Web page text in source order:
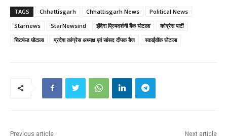
TAGS Chhattisgarh Chhattisgarh News
Political News
Starnews
StarNewsind इंदिरा प्रियदर्शनी बैंक घोटाला
कांग्रेस पार्टी
चिटफंड घोटाला
प्रदेश कांग्रेस अध्यक्ष एवं सांसद दीपक बैज स्काईवॉक घोटाला
Previous article Next article